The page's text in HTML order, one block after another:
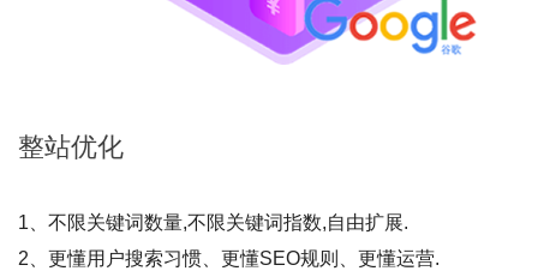
整站优化
1、不限关键词数量,不限关键词指数,自由扩展.
2、更懂用户搜索习惯、更懂SEO规则、更懂运营.